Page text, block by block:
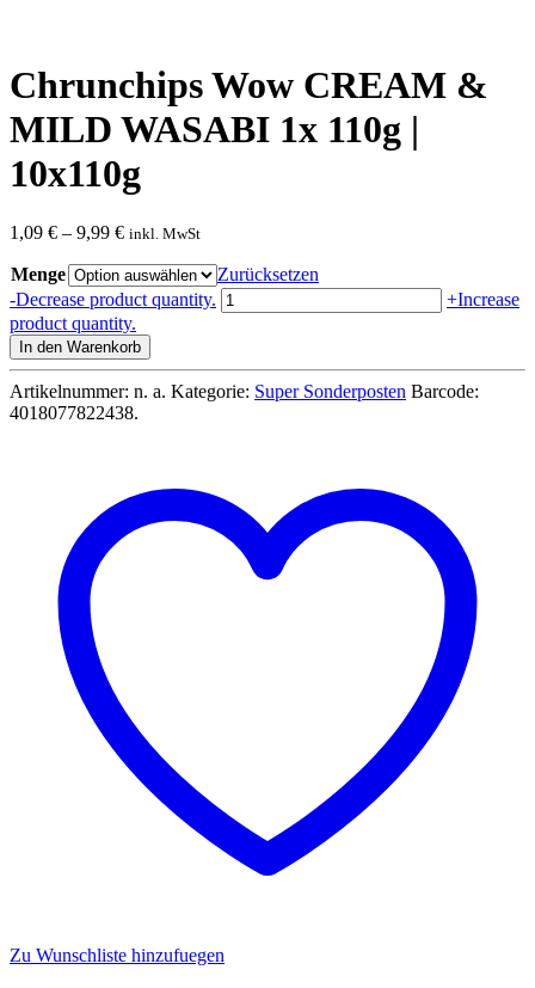
Chrunchips Wow CREAM &
MILD WASABI 1x 110g |
10x110g
1,09 € – 9,99 € inkl. MwSt
Menge
Zurücksetzen
-Decrease product quantity. Chrunchips
Wow
MILD
WASABI
Menge
+Increase
product quantity.
In den Warenkorb
Artikelnummer: n. a. Kategorie: Super Sonderposten Barcode:
4018077822438.
Zu Wunschliste hinzufuegen